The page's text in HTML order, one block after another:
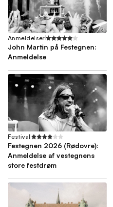
Anmeldelser
John Martin på Festegnen:
Anmeldelse
Festival
Festegnen 2026 (Rødovre):
Anmeldelse af vestegnens
store festdrøm